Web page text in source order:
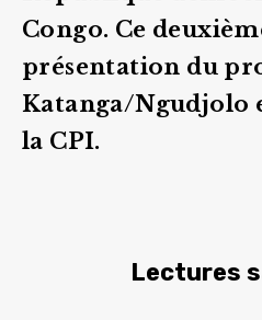
Congo. Ce
présentation du
Katanga/Ngudjolo
la CPI.
Lectures